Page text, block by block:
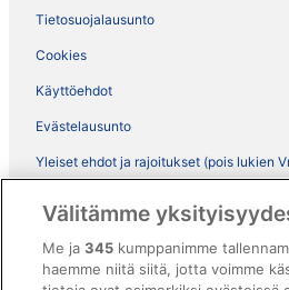
Tietosuojalausunto
Cookies
Käyttöehdot
Evästelausunto
Yleiset ehdot ja rajoitukset (pois lukien
ebookers BONUS+ -ohjelman ehdot
Välitämme
Me ja345 kumppanimme
haemme niitä siitä, jotta voimme